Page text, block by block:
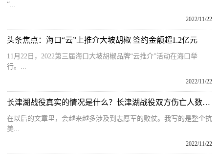
“...
2022/11/22
头条焦点：海口“云”上推介大坡胡椒 签约金额超1.2亿元
11月22日，2022第三届海口大坡胡椒品牌“云推介”活动在海口举
行。...
2022/11/22
长津湖战役真实的情况是什么？长津湖战役双方伤亡人数是多少呢？
在以后的文章里，会越来越多涉及到志愿军的败仗。我写的是整个抗
美...
2022/11/22